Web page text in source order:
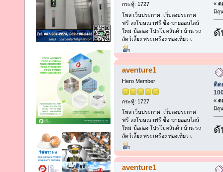
กระทู้: 1727
โพส เว็บประกาศ, เว็บลงประกาศ
ฟรี ลงโฆษณาฟรี ซื้อ-ขายออนไลน์
ใหม่-มือสอง โปรโมทสินค้า บ้าน รถ
สัตว์เลี้ยง พระเครื่อง ท่องเที่ยว เ
« ต
มิถุ
ดั
aventure1
Hero Member
กระทู้: 1727
โพส เว็บประกาศ, เว็บลงประกาศ
ฟรี ลงโฆษณาฟรี ซื้อ-ขายออนไลน์
ใหม่-มือสอง โปรโมทสินค้า บ้าน รถ
สัตว์เลี้ยง พระเครื่อง ท่องเที่ยว เ
ติด
« ต
มิถุ
ดั
aventure1